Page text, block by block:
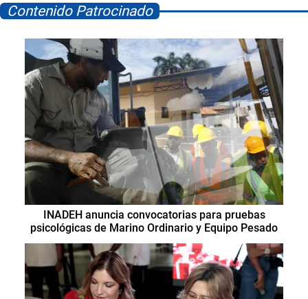
Contenido Patrocinado
INADEH anuncia convocatorias para pruebas
psicológicas de Marino Ordinario y Equipo Pesado